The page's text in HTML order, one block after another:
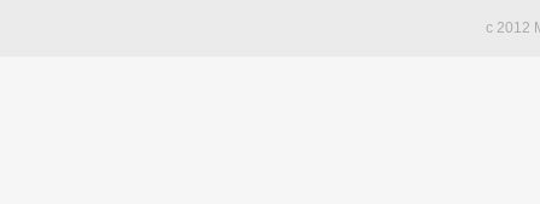
c 2012